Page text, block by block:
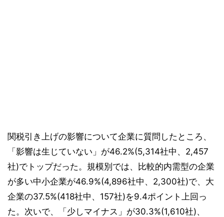
関税引き上げの影響について企業に質問したところ、
「影響は生じていない」が46.2%(5,314社中、2,457
社)でトップだった。規模別では、比較的内需型の企業
が多い中小企業が46.9%(4,896社中、2,300社)で、大
企業の37.5%(418社中、157社)を9.4ポイント上回っ
た。次いで、「少しマイナス」が30.3%(1,610社)、